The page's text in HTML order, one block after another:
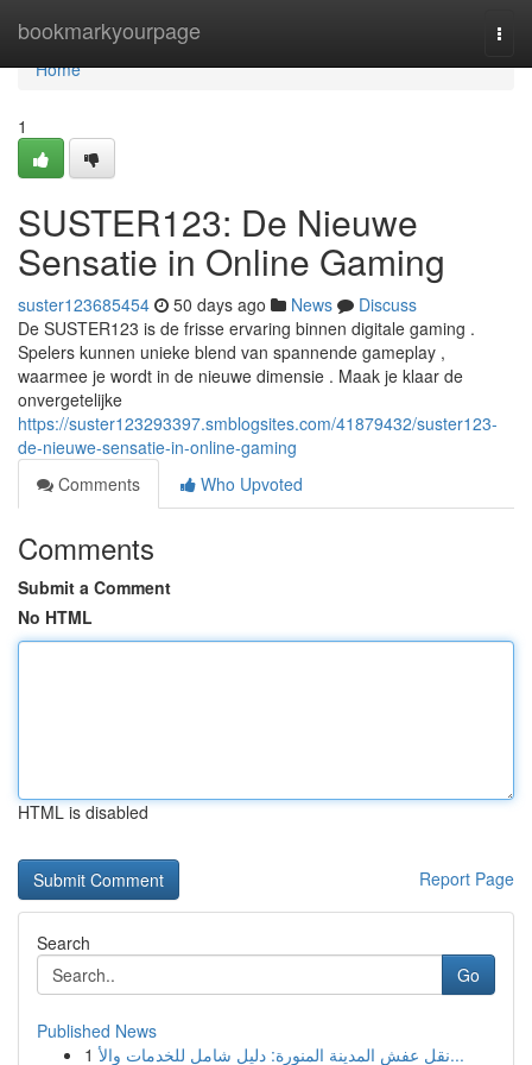
bookmarkyourpage
Home
Home
1
SUSTER123: De Nieuwe
Sensatie in Online Gaming
suster123685454 50 days ago News
Discuss
De SUSTER123 is de frisse ervaring binnen digitale gaming .
Spelers kunnen unieke blend van spannende gameplay ,
waarmee je wordt in de nieuwe dimensie . Maak je klaar de
onvergetelijke
https://suster123293397.smblogsites.com/41879432/suster123-
de-nieuwe-sensatie-in-online-gaming
Comments
Who Upvoted
Comments
Submit a Comment
No HTML
HTML is disabled
Report Page
Search
Go
Published News
1
نقل عفش المدينة المنورة: دليل شامل للخدمات والأ...